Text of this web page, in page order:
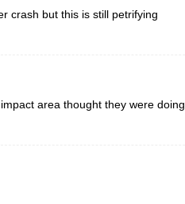
crash but this is still petrifying
area thought they were doing